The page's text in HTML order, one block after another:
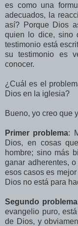
es como una
adecuados, la
así? Porque Dios
quien lo dice, sino
testimonio está
su testimonio es
conocer.
¿Cuál es el
Dios en la iglesia?
Bueno, yo creo que
Primer problema:
Dios, en cosas
hombre; sino más
ganar adherentes,
esos casos es
Dios no está para
Segundo
evangelio puro,
de Dios, y